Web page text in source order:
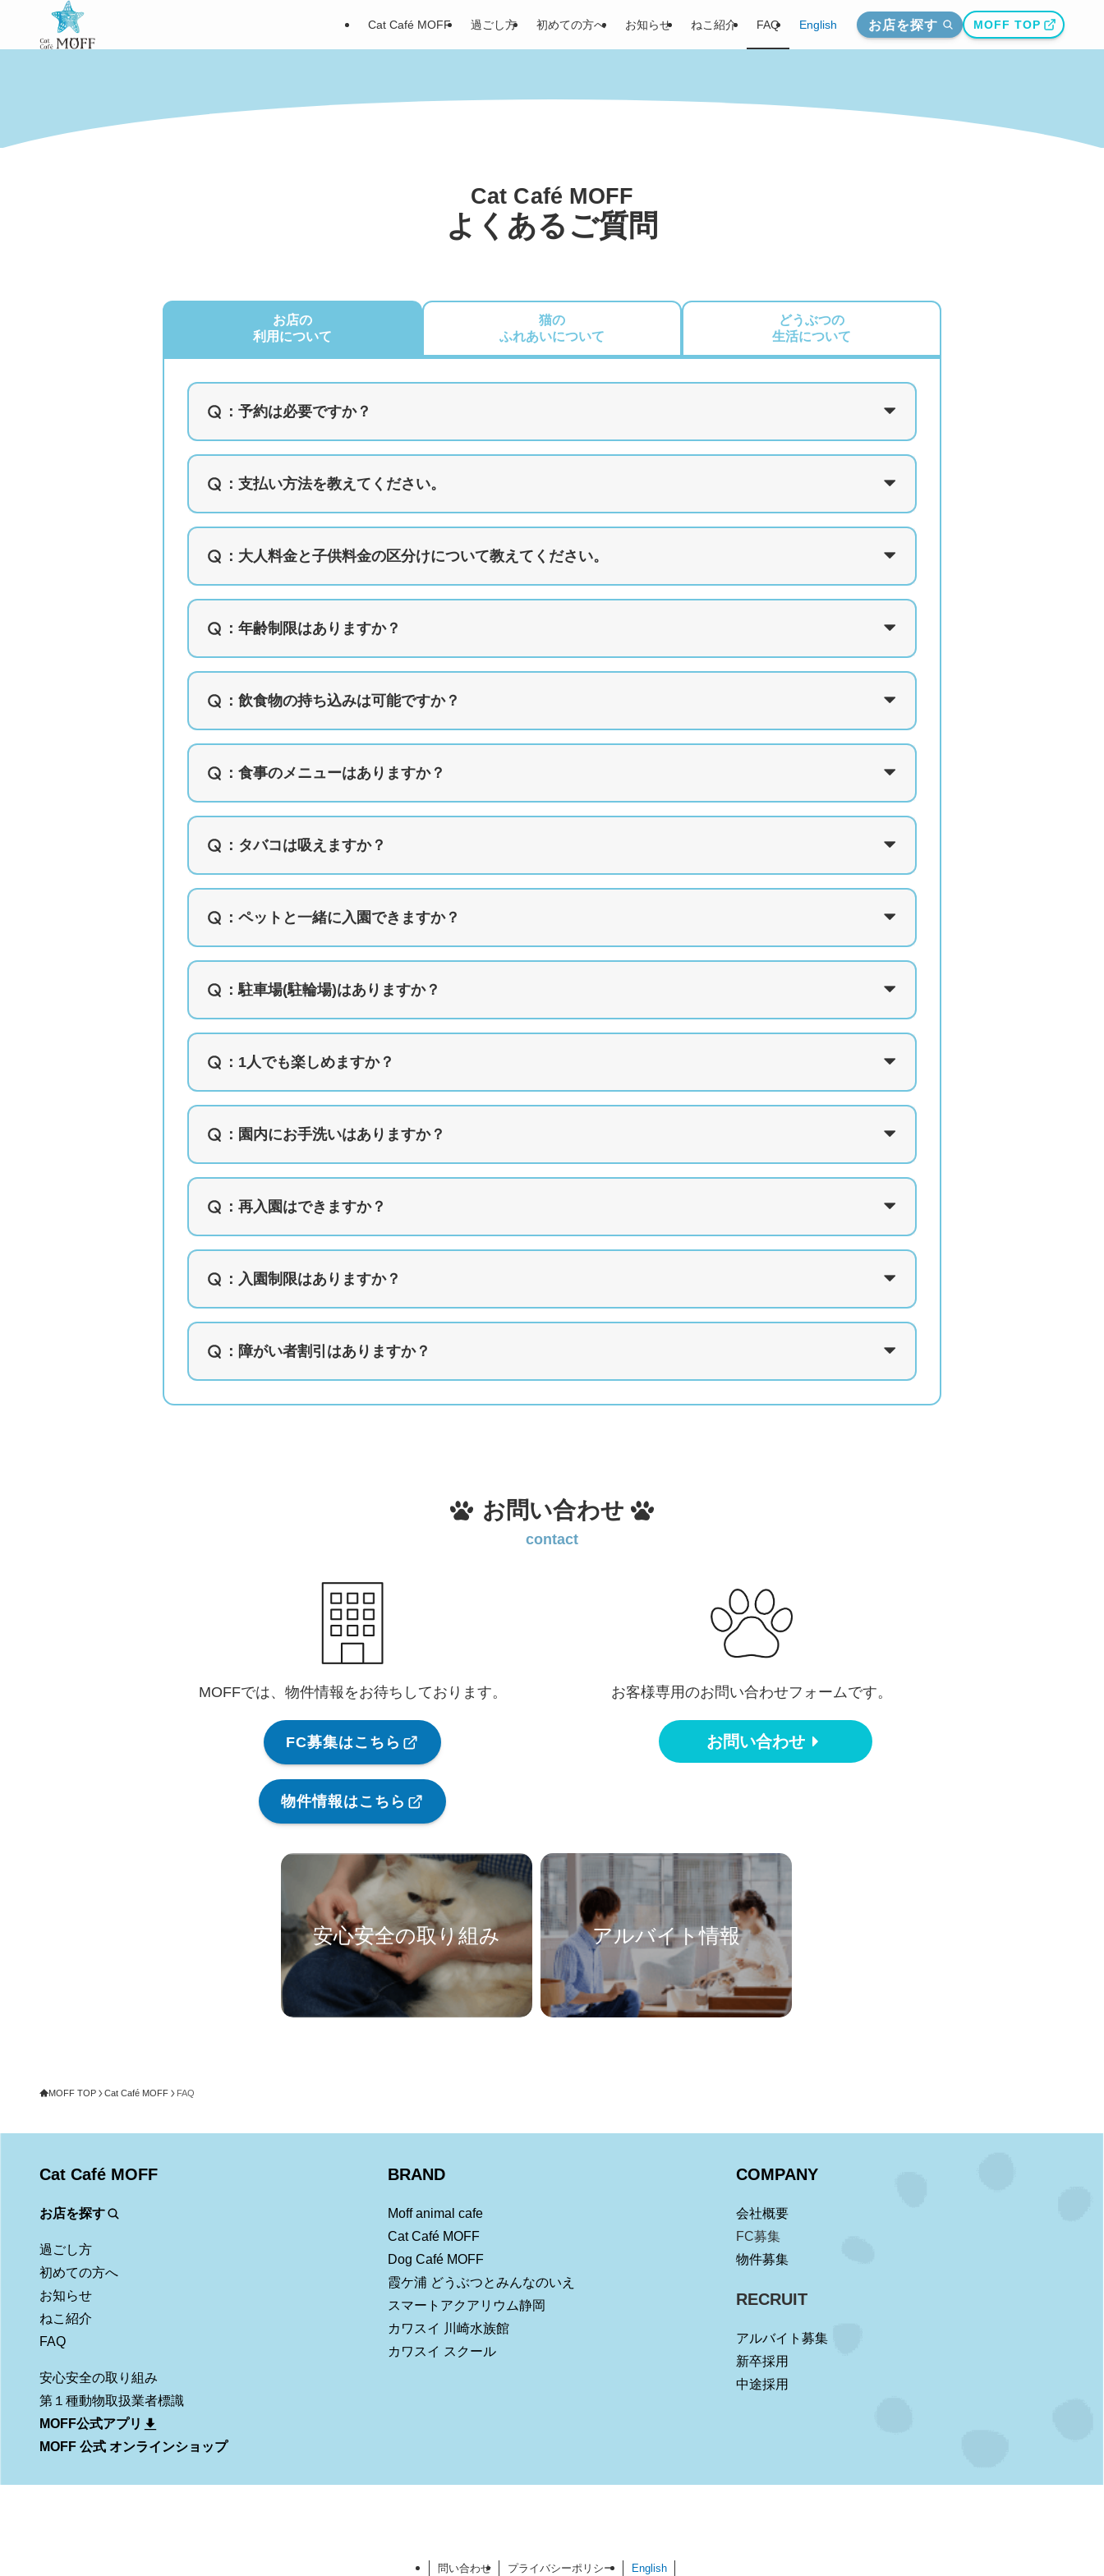
Cat Café MOFF 過ごし方 初めての方へ お知らせ ねこ紹介 FAQ English お店を探す MOFF TOP
Cat Café MOFF
よくあるご質問
お店の
利用について
猫の
ふれあいについて
どうぶつの
生活について
： 予約は必要ですか？
： 支払い方法を教えてください。
： 大人料金と子供料金の区分けについて教えてください。
： 年齢制限はありますか？
：飲食物の持ち込みは可能ですか？
： 食事のメニューはありますか？
： タバコは吸えますか？
： ペットと一緒に入園できますか？
：駐車場(駐輪場)はありますか？
：1人でも楽しめますか？
： 園内にお手洗いはありますか？
： 再入園はできますか？
：入園制限はありますか？
：障がい者割引はありますか？
お問い合わせ
contact
MOFFでは、物件情報をお待ちしております。
FC募集はこちら
物件情報はこちら
お客様専用のお問い合わせフォームです。
お問い合わせ
安心安全の取り組み アルバイト情報
MOFF TOP Cat Café MOFF FAQ
Cat Café MOFF
お店を探す
過ごし方
初めての方へ
お知らせ
ねこ紹介
FAQ
安心安全の取り組み
第１種動物取扱業者標識
MOFF公式アプリ
MOFF 公式 オンラインショップ
BRAND
Moff animal cafe
Cat Café MOFF
Dog Café MOFF
霞ケ浦 どうぶつとみんなのいえ
スマートアクアリウム静岡
カワスイ 川崎水族館
カワスイ スクール
COMPANY
会社概要
FC募集
物件募集
RECRUIT
アルバイト募集
新卒採用
中途採用
問い合わせ プライバシーポリシー English